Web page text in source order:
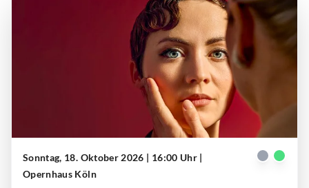
Sonntag, 18. Oktober 2026 | 16:00 Uhr |
Opernhaus Köln